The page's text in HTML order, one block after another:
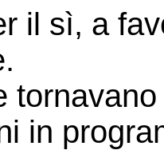
il sì, a
in